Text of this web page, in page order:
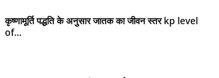
कृष्‍णामूर्ति पद्धति के अनुसार जातक का जीवन स्‍तर kp level
of...